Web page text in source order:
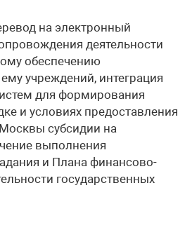
на электронный
деятельности
обеспечению
учреждений, интеграция
для формирования
и условиях предоставления
субсидии на
выполнения
и Плана финансово-
государственных